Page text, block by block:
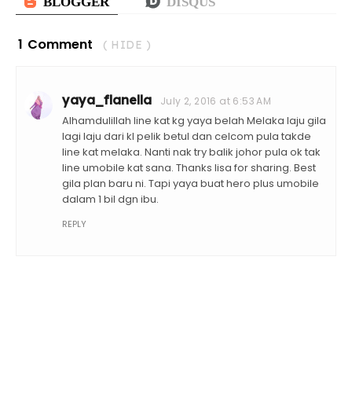
1 Comment ( HIDE )
yaya_flanella July 2, 2016 at 6:53 AM
Alhamdulillah line kat kg yaya belah Melaka laju gila
lagi laju dari kl pelik betul dan celcom pula takde
line kat melaka. Nanti nak try balik johor pula ok tak
line umobile kat sana. Thanks lisa for sharing. Best
gila plan baru ni. Tapi yaya buat hero plus umobile
dalam 1 bil dgn ibu.
REPLY